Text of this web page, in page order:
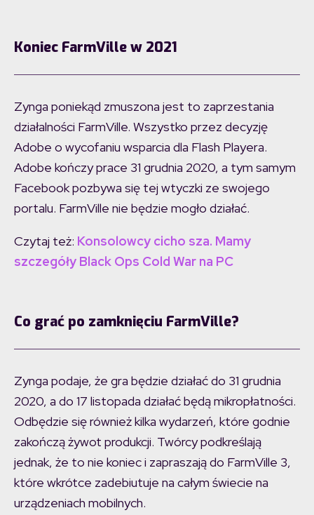
Koniec FarmVille w 2021
Zynga poniekąd zmuszona jest to zaprzestania
działalności FarmVille. Wszystko przez decyzję
Adobe o wycofaniu wsparcia dla Flash Playera.
Adobe kończy prace 31 grudnia 2020, a tym samym
Facebook pozbywa się tej wtyczki ze swojego
portalu. FarmVille nie będzie mogło działać.
Czytaj też: Konsolowcy cicho sza. Mamy
szczegóły Black Ops Cold War na PC
Co grać po zamknięciu FarmVille?
Zynga podaje, że gra będzie działać do 31 grudnia
2020, a do 17 listopada działać będą mikropłatności.
Odbędzie się również kilka wydarzeń, które godnie
zakończą żywot produkcji. Twórcy podkreślają
jednak, że to nie koniec i zapraszają do FarmVille 3,
które wkrótce zadebiutuje na całym świecie na
urządzeniach mobilnych.